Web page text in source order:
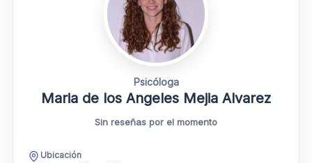
Psicóloga
Maria de los Angeles Mejia Alvarez
Sin reseñas por el momento
Ubicación